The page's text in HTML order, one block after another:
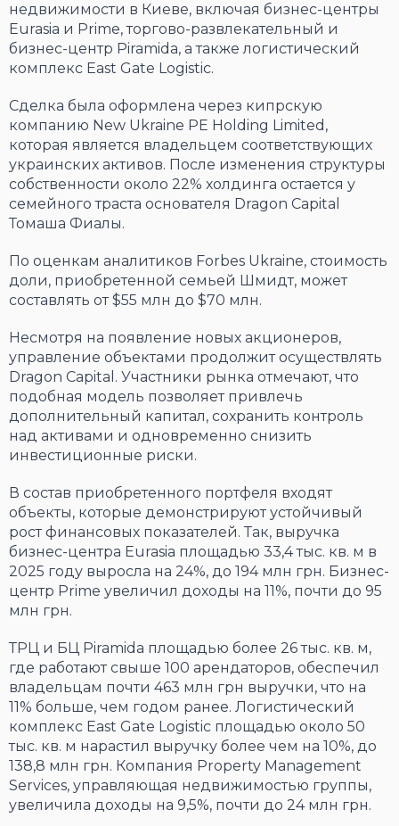
недвижимости в Киеве, включая бизнес-центры
Eurasia и Prime, торгово-развлекательный и
бизнес-центр Piramida, а также логистический
комплекс East Gate Logistic.
Сделка была оформлена через кипрскую
компанию New Ukraine PE Holding Limited,
которая является владельцем соответствующих
украинских активов. После изменения структуры
собственности около 22% холдинга остается у
семейного траста основателя Dragon Capital
Томаша Фиалы.
По оценкам аналитиков Forbes Ukraine, стоимость
доли, приобретенной семьей Шмидт, может
составлять от $55 млн до $70 млн.
Несмотря на появление новых акционеров,
управление объектами продолжит осуществлять
Dragon Capital. Участники рынка отмечают, что
подобная модель позволяет привлечь
дополнительный капитал, сохранить контроль
над активами и одновременно снизить
инвестиционные риски.
В состав приобретенного портфеля входят
объекты, которые демонстрируют устойчивый
рост финансовых показателей. Так, выручка
бизнес-центра Eurasia площадью 33,4 тыс. кв. м в
2025 году выросла на 24%, до 194 млн грн. Бизнес-
центр Prime увеличил доходы на 11%, почти до 95
млн грн.
ТРЦ и БЦ Piramida площадью более 26 тыс. кв. м,
где работают свыше 100 арендаторов, обеспечил
владельцам почти 463 млн грн выручки, что на
11% больше, чем годом ранее. Логистический
комплекс East Gate Logistic площадью около 50
тыс. кв. м нарастил выручку более чем на 10%, до
138,8 млн грн. Компания Property Management
Services, управляющая недвижимостью группы,
увеличила доходы на 9,5%, почти до 24 млн грн.